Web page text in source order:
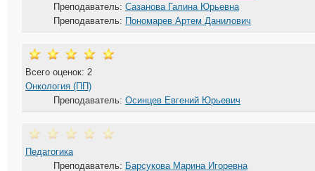
Преподаватель: Сазанова Галина Юрьевна
Преподаватель: Пономарев Артем Данилович
Всего оценок: 2
Онкология (ПП)
Преподаватель: Осинцев Евгений Юрьевич
Педагогика
Преподаватель: Барсукова Марина Игоревна